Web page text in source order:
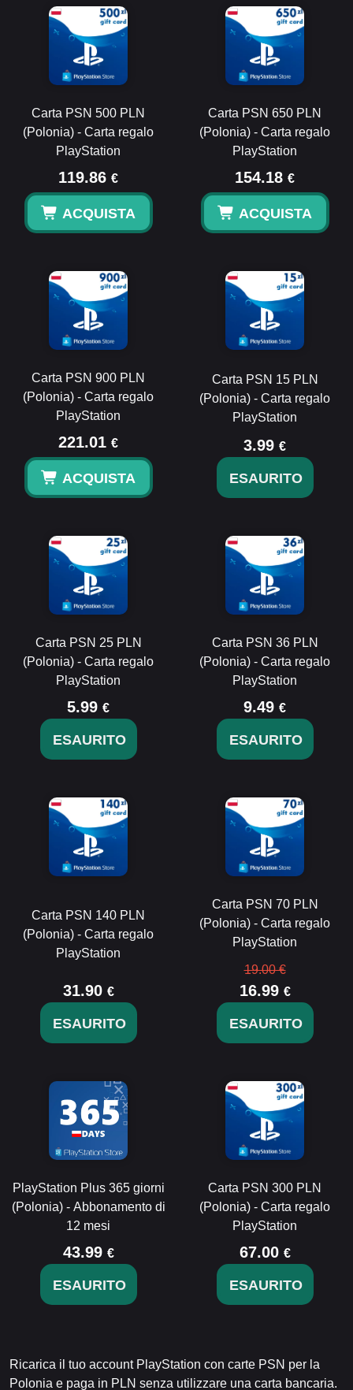
Carta PSN 500 PLN
(Polonia) - Carta regalo
PlayStation
119.86 €
ACQUISTA
Carta PSN 650 PLN
(Polonia) - Carta regalo
PlayStation
154.18 €
ACQUISTA
Carta PSN 900 PLN
(Polonia) - Carta regalo
PlayStation
221.01 €
ACQUISTA
Carta PSN 15 PLN
(Polonia) - Carta regalo
PlayStation
3.99 €
ESAURITO
Carta PSN 25 PLN
(Polonia) - Carta regalo
PlayStation
5.99 €
ESAURITO
Carta PSN 36 PLN
(Polonia) - Carta regalo
PlayStation
9.49 €
ESAURITO
Carta PSN 140 PLN
(Polonia) - Carta regalo
PlayStation
31.90 €
ESAURITO
Carta PSN 70 PLN
(Polonia) - Carta regalo
PlayStation
19.00 €
16.99 €
ESAURITO
PlayStation Plus 365 giorni
(Polonia) - Abbonamento di
12 mesi
43.99 €
ESAURITO
Carta PSN 300 PLN
(Polonia) - Carta regalo
PlayStation
67.00 €
ESAURITO
Ricarica il tuo account PlayStation con carte PSN per la
Polonia e paga in PLN senza utilizzare una carta bancaria.